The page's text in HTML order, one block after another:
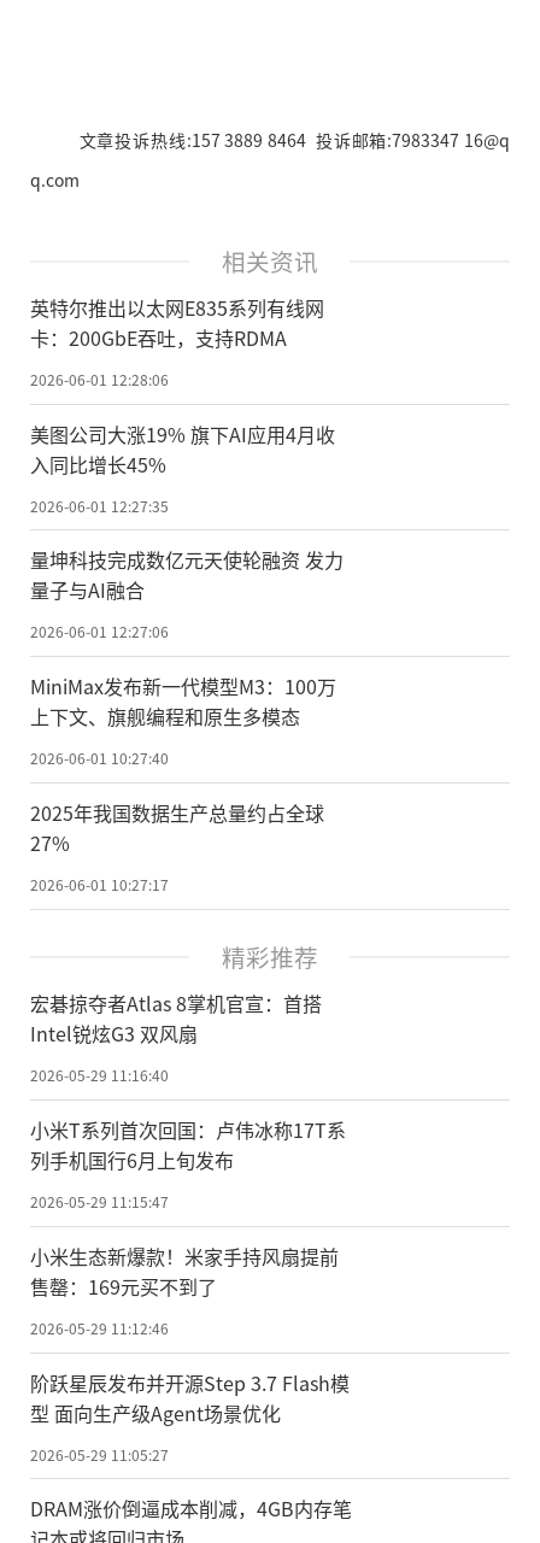
文章投诉热线:157 3889 8464 投诉邮箱:7983347 16@q
q.com
相关资讯
英特尔推出以太网E835系列有线网
卡：200GbE吞吐，支持RDMA
2026-06-01 12:28:06
美图公司大涨19% 旗下AI应用4月收
入同比增长45%
2026-06-01 12:27:35
量坤科技完成数亿元天使轮融资 发力
量子与AI融合
2026-06-01 12:27:06
MiniMax发布新一代模型M3：100万
上下文、旗舰编程和原生多模态
2026-06-01 10:27:40
2025年我国数据生产总量约占全球
27%
2026-06-01 10:27:17
精彩推荐
宏碁掠夺者Atlas 8掌机官宣：首搭
Intel锐炫G3 双风扇
2026-05-29 11:16:40
小米T系列首次回国：卢伟冰称17T系
列手机国行6月上旬发布
2026-05-29 11:15:47
小米生态新爆款！米家手持风扇提前
售罄：169元买不到了
2026-05-29 11:12:46
阶跃星辰发布并开源Step 3.7 Flash模
型 面向生产级Agent场景优化
2026-05-29 11:05:27
DRAM涨价倒逼成本削减，4GB内存笔